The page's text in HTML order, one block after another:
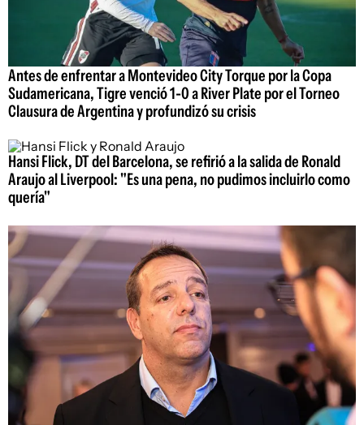
Antes de enfrentar a Montevideo City Torque por la Copa
Sudamericana, Tigre venció 1-0 a River Plate por el Torneo
Clausura de Argentina y profundizó su crisis
Hansi Flick, DT del Barcelona, se refirió a la salida de Ronald
Araujo al Liverpool: "Es una pena, no pudimos incluirlo como
quería"